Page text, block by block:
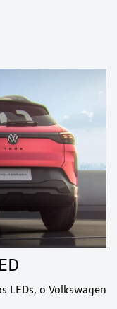
LEDs, o Volkswagen